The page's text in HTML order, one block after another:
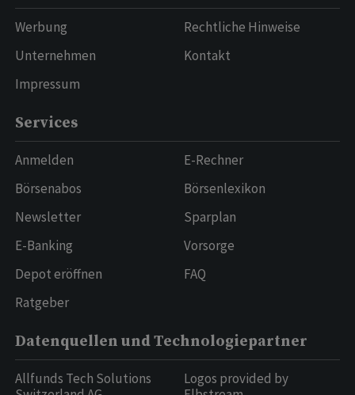
Werbung
Unternehmen
Impressum
Rechtliche Hinweise
Kontakt
Services
Anmelden
Börsenabos
Newsletter
E-Banking
Depot eröffnen
Ratgeber
E-Rechner
Börsenlexikon
Sparplan
Vorsorge
FAQ
Datenquellen und Technologiepartner
Allfunds Tech Solutions
Logos provided by